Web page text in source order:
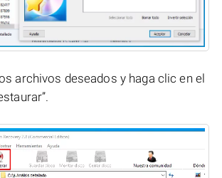
archivos deseados y haga clic en el